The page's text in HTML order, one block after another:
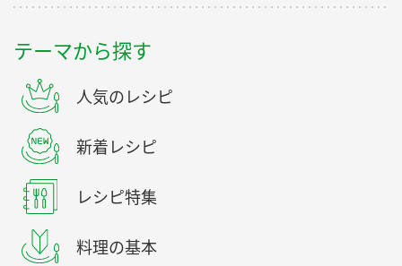
テーマから探す
人気のレシピ
新着レシピ
レシピ特集
料理の基本